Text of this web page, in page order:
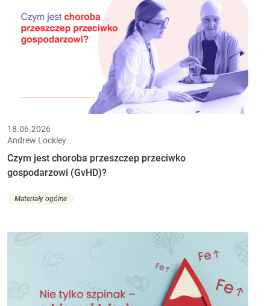
18.06.2026
Andrew Lockley
Czym jest choroba przeszczep przeciwko
gospodarzowi (GvHD)?
Materiały ogólne